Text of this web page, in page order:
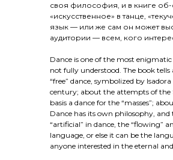
своя философия, и в книге об-
«искусственное» в танце,
язык — или же сам он может
аудитории — всем, кого
Dance is one of the most
not fully understood. The book
“free” dance, symbolized by
century; about the attempts of the
basis a dance for the “masses”;
Dance has its own philosophy, and
“artificial” in dance, the “flowing”
language, or else it can be the
anyone interested in the eternal